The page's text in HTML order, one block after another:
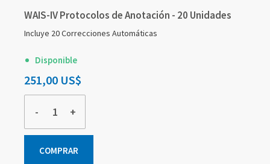
WAIS-IV Protocolos de Anotación - 20 Unidades
Incluye 20 Correcciones Automáticas
Disponible
251,00 US$
- +
COMPRAR